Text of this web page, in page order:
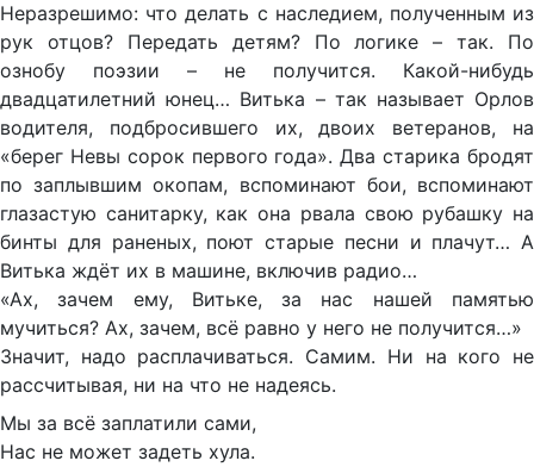
Неразрешимо: что делать с наследием, полученным из
рук отцов? Передать детям? По логике – так. По
ознобу поэзии – не получится. Какой-нибудь
двадцатилетний юнец… Витька – так называет Орлов
водителя, подбросившего их, двоих ветеранов, на
«берег Невы сорок первого года». Два старика бродят
по заплывшим окопам, вспоминают бои, вспоминают
глазастую санитарку, как она рвала свою рубашку на
бинты для раненых, поют старые песни и плачут… А
Витька ждёт их в машине, включив радио…
«Ах, зачем ему, Витьке, за нас нашей памятью
мучиться? Ах, зачем, всё равно у него не получится…»
Значит, надо расплачиваться. Самим. Ни на кого не
рассчитывая, ни на что не надеясь.
Мы за всё заплатили сами,
Нас не может задеть хула.